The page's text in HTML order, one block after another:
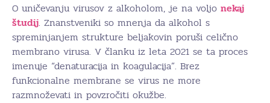
O uničevanju virusov z alkoholom, je na voljo nekaj
študij. Znanstveniki so mnenja da alkohol s
spreminjanjem strukture beljakovin poruši celično
membrano virusa. V članku iz leta 2021 se ta proces
imenuje “denaturacija in koagulacija”. Brez
funkcionalne membrane se virus ne more
razmnoževati in povzročiti okužbe.